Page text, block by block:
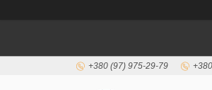
+380 (97) 975-29-79